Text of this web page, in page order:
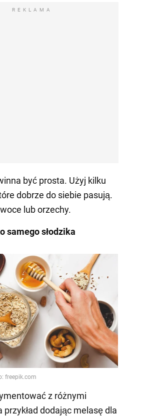
REKLAMA
być prosta. Użyj kilku
dobrze do siebie pasują.
lub orzechy.
samego słodzika
z różnymi
przykład dodając melasę dla